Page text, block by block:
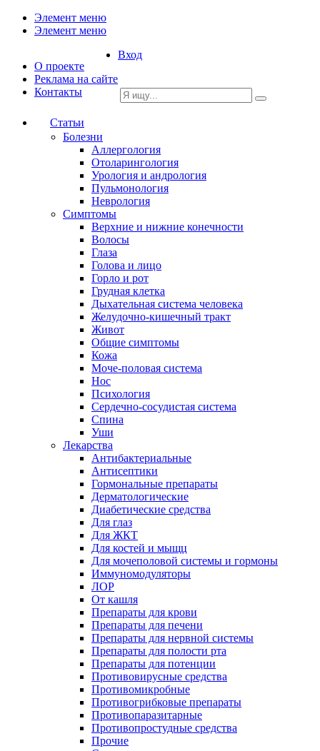
Элемент меню
Элемент меню
О проекте
Реклама на сайте
Контакты
Вход
Статьи
Болезни
Аллергология
Отоларингология
Урология и андрология
Пульмонология
Неврология
Симптомы
Верхние и нижние конечности
Волосы
Глаза
Голова и лицо
Горло и рот
Грудная клетка
Дыхательная система человека
Желудочно-кишечный тракт
Живот
Общие симптомы
Кожа
Моче-половая система
Нос
Психология
Сердечно-сосудистая система
Спина
Уши
Лекарства
Антибактериальные
Антисептики
Гормональные препараты
Дерматологические
Диабетические средства
Для глаз
Для ЖКТ
Для костей и мыщц
Для мочеполовой системы и гормоны
Иммуномодуляторы
ЛОР
От кашля
Препараты для крови
Препараты для печени
Препараты для нервной системы
Препараты для полости рта
Препараты для потенции
Противовирусные средства
Противомикробные
Противогрибковые препараты
Противопаразитарные
Противопростудные средства
Прочие